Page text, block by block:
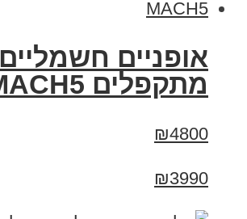
‏אופניים חשמליים
‏מתקפלים Stark MACH5
₪4800
₪3990